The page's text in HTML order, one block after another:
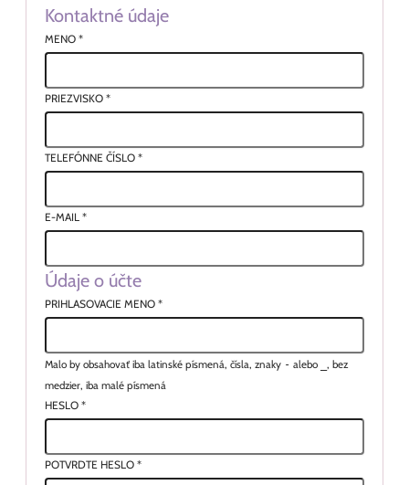
Kontaktné údaje
MENO *
PRIEZVISKO *
TELEFÓNNE ČÍSLO *
E-MAIL *
Údaje o účte
PRIHLASOVACIE MENO *
Malo by obsahovať iba latinské písmená, čísla, znaky - alebo
, bez
medzier, iba malé písmená
HESLO *
POTVRDTE HESLO *